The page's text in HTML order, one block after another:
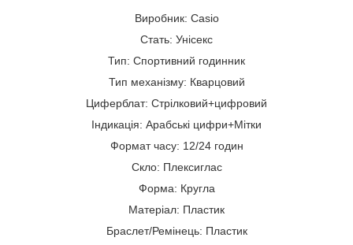
Виробник: Casio
Стать: Унісекс
Тип: Спортивний годинник
Тип механізму: Кварцовий
Циферблат: Стрілковий+цифровий
Індикація: Арабські цифри+Мітки
Формат часу: 12/24 годин
Скло: Плексиглас
Форма: Кругла
Матеріал: Пластик
Браслет/Ремінець: Пластик